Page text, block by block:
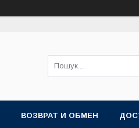
ВОЗВРАТ И ОБМЕН